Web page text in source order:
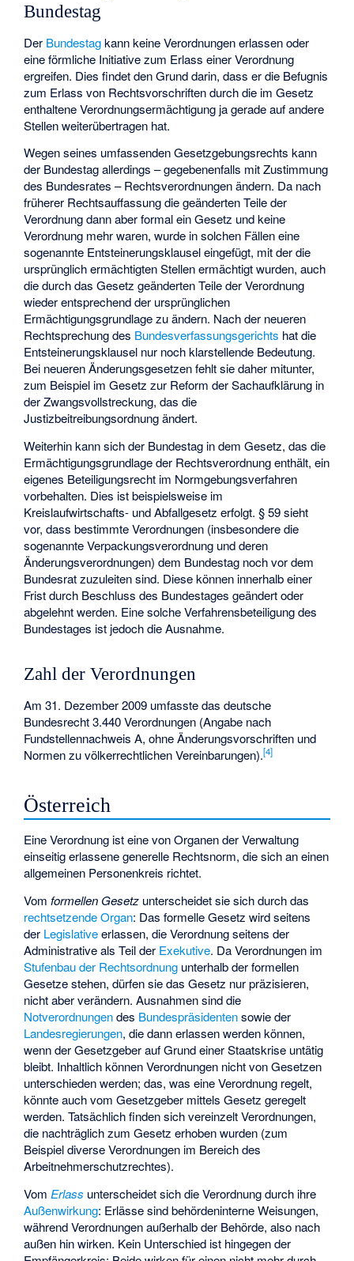
Bundestag
Der Bundestagkann keine Verordnungen erlassen oder
eine förmliche Initiative zum Erlass einer Verordnung
ergreifen. Dies findet den Grund darin, dass er die Befugnis
zum Erlass von Rechtsvorschriften durch die im Gesetz
enthaltene Verordnungsermächtigung ja gerade auf andere
Stellen weiterübertragen hat.
Wegen seines umfassenden Gesetzgebungsrechts kann
der Bundestag allerdings – gegebenenfalls mit Zustimmung
des Bundesrates – Rechtsverordnungen ändern. Da nach
früherer Rechtsauffassung die geänderten Teile der
Verordnung dann aber formal ein Gesetz und keine
Verordnung mehr waren, wurde in solchen Fällen eine
sogenannte Entsteinerungsklauseleingefügt, mit der die
ursprünglich ermächtigten Stellen ermächtigt wurden, auch
die durch das Gesetz geänderten Teile der Verordnung
wieder entsprechend der ursprünglichen
Ermächtigungsgrundlage zu ändern. Nach der neueren
Rechtsprechung des Bundesverfassungsgerichts hat die
Entsteinerungsklausel nur noch klarstellende Bedeutung.
Bei neueren Änderungsgesetzen fehlt sie daher mitunter,
zum Beispiel im Gesetz zur Reform der Sachaufklärung in
der Zwangsvollstreckung, das die
Justizbeitreibungsordnung ändert.
Weiterhin kann sich der Bundestag in dem Gesetz, das die
Ermächtigungsgrundlage der Rechtsverordnung enthält, ein
eigenes Beteiligungsrecht im Normgebungsverfahren
vorbehalten. Dies ist beispielsweise im
Kreislaufwirtschafts- und Abfallgesetz erfolgt. § 59 sieht
vor, dass bestimmte Verordnungen (insbesondere die
sogenannte Verpackungsverordnung und deren
Änderungsverordnungen) dem Bundestag noch vor dem
Bundesrat zuzuleiten sind. Diese können innerhalb einer
Frist durch Beschluss des Bundestages geändert oder
abgelehnt werden. Eine solche Verfahrensbeteiligung des
Bundestages ist jedoch die Ausnahme.
Zahl der Verordnungen
Am 31. Dezember 2009 umfasste das deutsche
Bundesrecht 3.440 Verordnungen (Angabe nach
Fundstellennachweis A, ohne Änderungsvorschriften und
Normen zu völkerrechtlichen Vereinbarungen).[4]
Österreich
Eine Verordnung ist eine von Organen der Verwaltung
einseitig erlassene generelle Rechtsnorm, die sich an einen
allgemeinen Personenkreis richtet.
Vomformellen Gesetz unterscheidet sie sich durch das
rechtsetzende Organ: Das formelle Gesetz wird seitens
der Legislativeerlassen, die Verordnung seitens der
Administrativeals Teil der Exekutive. Da Verordnungen im
Stufenbau der Rechtsordnung unterhalb der formellen
Gesetze stehen, dürfen sie das Gesetz nur präzisieren,
nicht aber verändern. Ausnahmen sind die
Notverordnungendes Bundespräsidentensowie der
Landesregierungen, die dann erlassen werden können,
wenn der Gesetzgeber auf Grund einer Staatskrise untätig
bleibt. Inhaltlich können Verordnungen nicht von Gesetzen
unterschieden werden; das, was eine Verordnung regelt,
könnte auch vom Gesetzgeber mittels Gesetz geregelt
werden. Tatsächlich finden sich vereinzelt Verordnungen,
die nachträglich zum Gesetz erhoben wurden (zum
Beispiel diverse Verordnungen im Bereich des
Arbeitnehmerschutzrechtes).
Vom Erlass unterscheidet sich die Verordnung durch ihre
Außenwirkung: Erlässe sind behördeninterne Weisungen,
während Verordnungen außerhalb der Behörde, also nach
außen hin wirken. Kein Unterschied ist hingegen der